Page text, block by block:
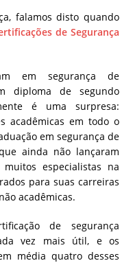
falamos disto quando
de Segurança
em segurança de
diploma de segundo
é uma surpresa:
acadêmicas em todo o
em segurança de
ainda não lançaram
especialistas na
para suas carreiras
acadêmicas.
de segurança
vez mais útil, e os
média quatro desses